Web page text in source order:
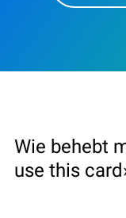
Wie behebt
use this